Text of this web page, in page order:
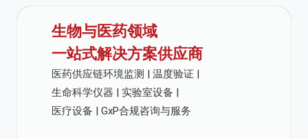
生物与医药领域
一站式解决方案供应商
医药供应链环境监测 | 温度验证 |
生命科学仪器 | 实验室设备 |
医疗设备 | GxP合规咨询与服务